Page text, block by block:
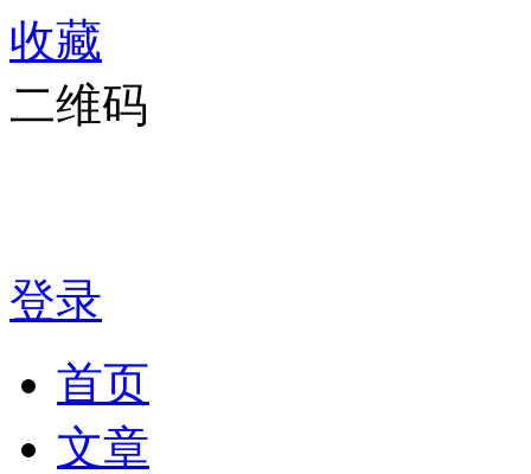
收藏
二维码
登录
首页
文章